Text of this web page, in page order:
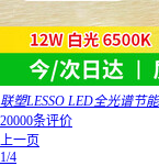
联塑LESSO LED全光谱节
20000条评价
上一页
1/4